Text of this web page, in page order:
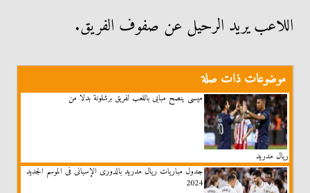
اللاعب يريد الرحيل عن صفوف الفريق.
موضوعات ذات صلة
ميسى ينصح مبابى باللعب لفريق برشلونة بدلا من
ريال مدريد
جدول مباريات ريال مدريد بالدورى الإسبانى فى الموسم الجديد
2024